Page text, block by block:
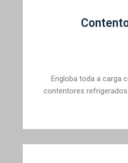
Engloba toda a carga
contentores